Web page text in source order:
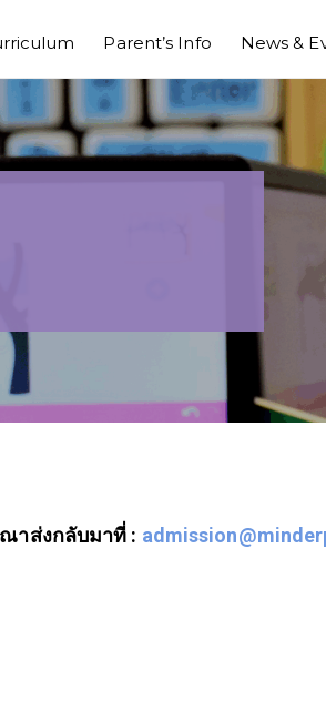
Parent’s Info News &
าส่งกลับมาที่ :